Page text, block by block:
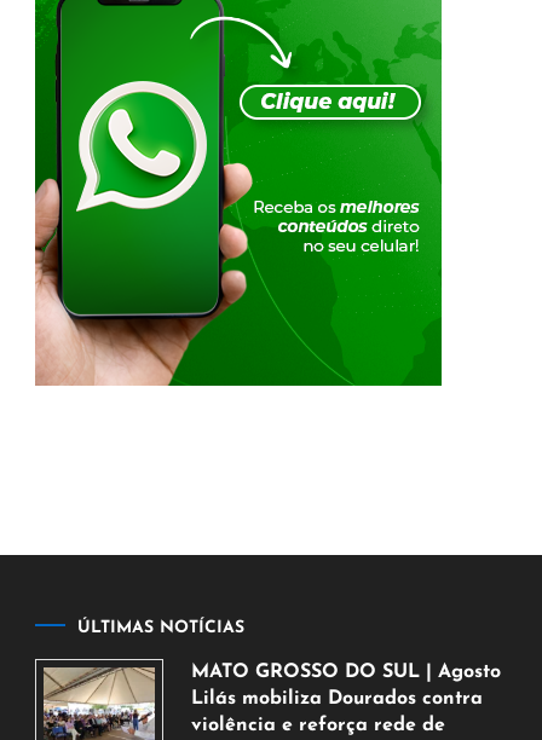
ÚLTIMAS NOTÍCIAS
MATO GROSSO DO SUL | Agosto
Lilás mobiliza Dourados contra
violência e reforça rede de